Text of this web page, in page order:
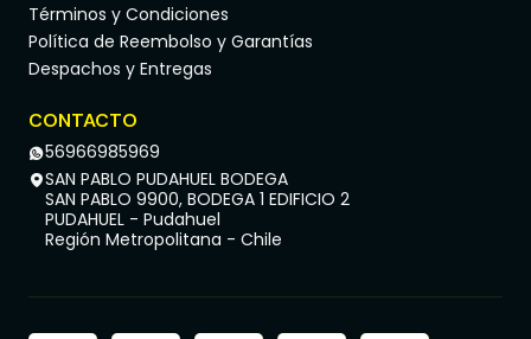
Términos y Condiciones
Política de Reembolso y Garantías
Despachos y Entregas
CONTACTO
56966985969
SAN PABLO PUDAHUEL BODEGA
SAN PABLO 9900, BODEGA 1 EDIFICIO 2
PUDAHUEL - Pudahuel
Región Metropolitana - Chile